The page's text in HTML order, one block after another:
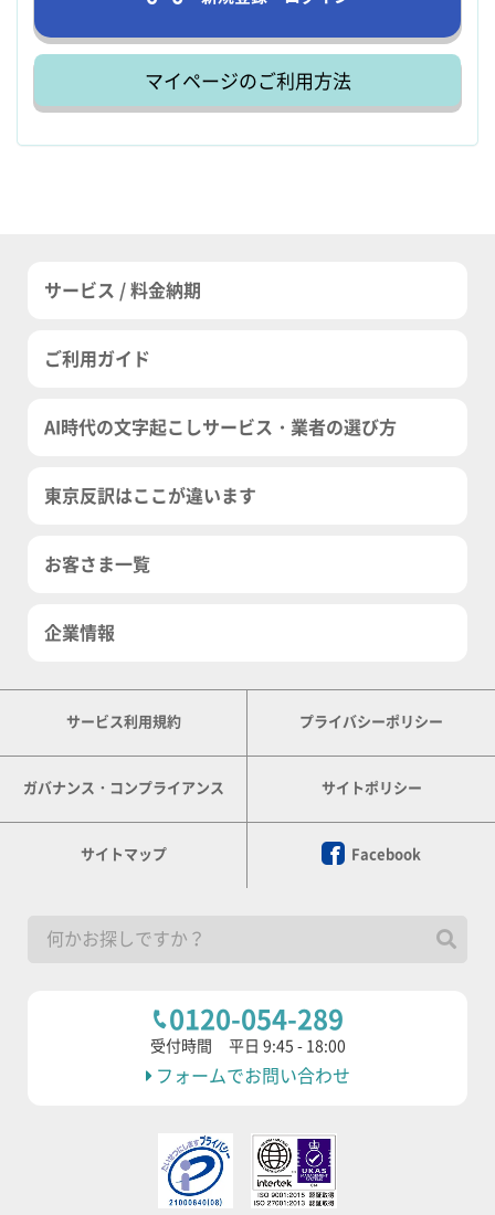
マイページのご利用方法
サービス / 料金納期
ご利用ガイド
AI時代の文字起こしサービス・業者の選び方
東京反訳はここが違います
お客さま一覧
企業情報
サービス利用規約 プライバシーポリシー
ガバナンス・コンプライアンス サイトポリシー
サイトマップ Facebook
0120-054-289
受付時間 平日 9:45 - 18:00
フォームでお問い合わせ